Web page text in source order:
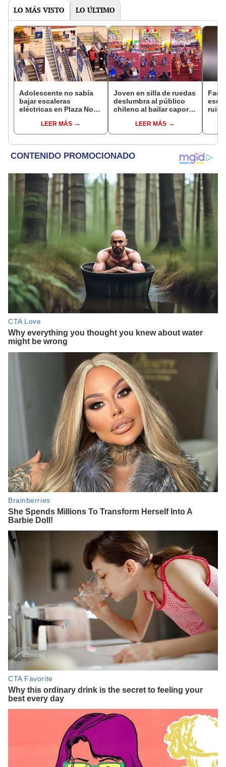
LO MÁS VISTO LO ÚLTIMO
Adolescente no sabía
bajar escaleras
eléctricas en Plaza Norte
un Perú”LEER MÁS
Joven en silla de ruedas
deslumbra al público
chileno al bailar caporal
LEER MÁS